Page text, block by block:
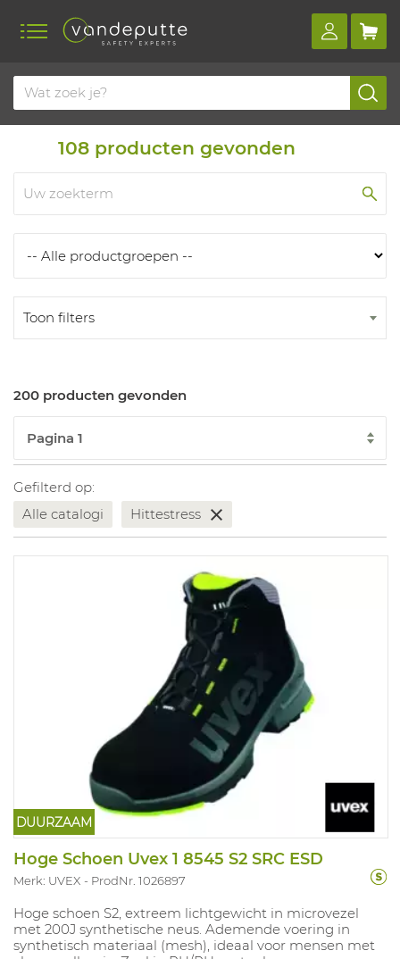
Home Producten
108 producten gevonden
Toon filters
200 producten gevonden
Gefilterd op:
Alle catalogi
Hittestress
DUURZAAM
Hoge Schoen Uvex 1 8545 S2 SRC ESD
Merk: UVEX ProdNr. 1026897
Hoge schoen S2, extreem lichtgewicht in microvezel
met 200J synthetische neus. Ademende voering in
synthetisch materiaal (mesh), ideaal voor mensen met